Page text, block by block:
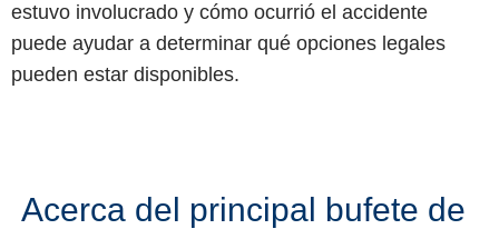
estuvo involucrado y cómo ocurrió el accidente
puede ayudar a determinar qué opciones legales
pueden estar disponibles.
Acerca del principal bufete de